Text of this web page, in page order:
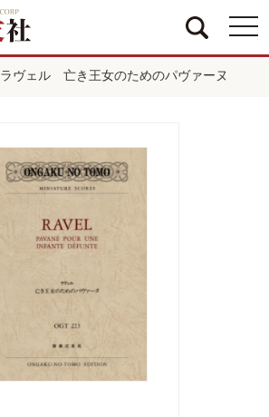
ラヴェル 亡き王女のためのパヴァーヌ